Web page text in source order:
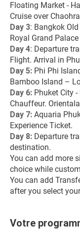
Floating Market -
Cruise over
Day 3: Bangkok
Royal Grand
Day 4: Departure
Flight. Arrival in
Day 5: Phi Phi
Bamboo Island –
Day 6: Phuket City
Chauffeur.
Day 7: Aquaria
Experience Ticket.
Day 8: Departure
destination.
You can add more
choice while
You can add
after you select
Votre